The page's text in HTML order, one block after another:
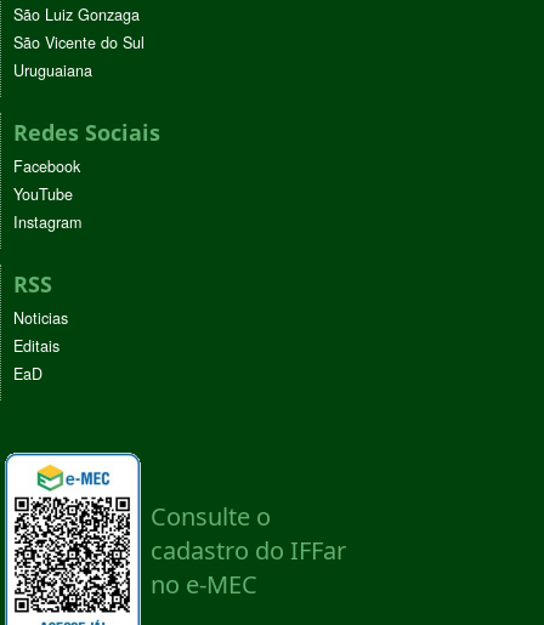
São Luiz Gonzaga
São Vicente do Sul
Uruguaiana
Redes Sociais
Facebook
YouTube
Instagram
RSS
Noticias
Editais
EaD